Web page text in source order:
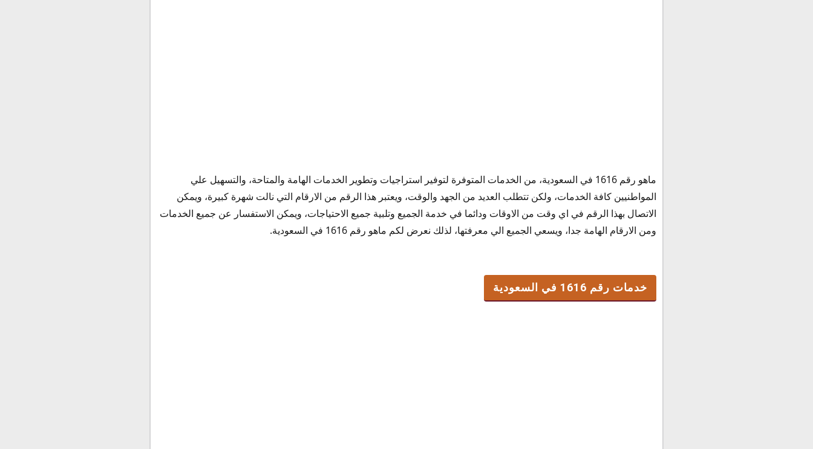
معني رقم 1616 في السعودية
ماذا يعني رقم 1616 في السعودية ؟
تفسير رقم 1616 في السعودية
ماهو رقم 1616 في السعودية، من الخدمات المتوفرة لتوفير استراجيات وتطوير الخدمات الهامة والمتاحة، والتسهيل علي
المواطنيين كافة الخدمات، ولكن تتطلب العديد من الجهد والوقت، ويعتبر هذا الرقم من الارقام التي نالت شهرة كبيرة، ويمكن
الاتصال بهذا الرقم في اي وقت من الاوقات ودائما في خدمة الجميع وتلبية جميع الاحتياجات، ويمكن الاستفسار عن جميع الخدمات
ومن الارقام الهامة جدا، ويسعي الجميع الي معرفتها، لذلك نعرض لكم ماهو رقم 1616 في السعودية.
خدمات رقم 1616 في السعودية